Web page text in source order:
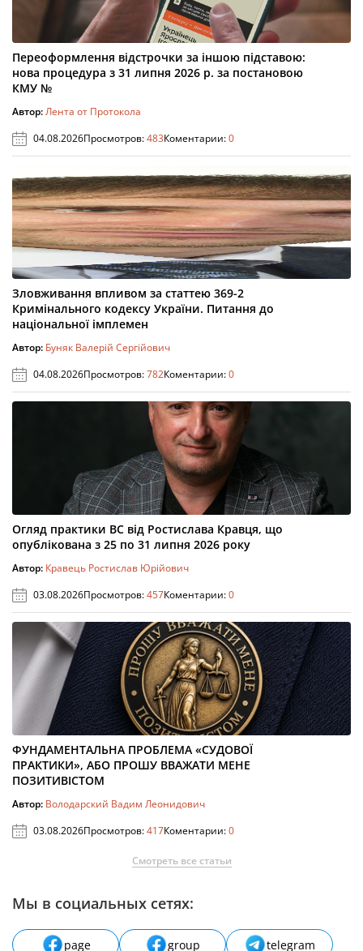
Переоформлення відстрочки за іншою підставою:
нова процедура з 31 липня 2026 р. за постановою
КМУ №
Автор:Лента от Протокола
04.08.2026Просмотров:483Коментарии:0
Зловживання впливом за статтею 369-2
Кримінального кодексу України. Питання до
національної імплемен
Автор: Буняк Валерій Сергійович
04.08.2026Просмотров:782Коментарии:0
Огляд практики ВС від Ростислава Кравця, що
опублікована з 25 по 31 липня 2026 року
Автор: Кравець Ростислав Юрійович
03.08.2026Просмотров:457Коментарии:0
ФУНДАМЕНТАЛЬНА ПРОБЛЕМА «СУДОВОЇ
ПРАКТИКИ», АБО ПРОШУ ВВАЖАТИ МЕНЕ
ПОЗИТИВІСТОМ
Автор: Володарский Вадим Леонидович
03.08.2026Просмотров:417Коментарии:0
Смотреть все статьи
Мы в социальных сетях:
page group telegram